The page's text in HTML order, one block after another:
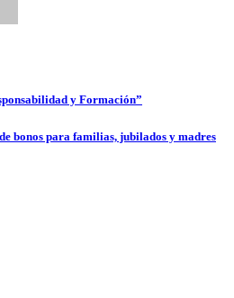
y Formación”
bonos para familias, jubilados y madres